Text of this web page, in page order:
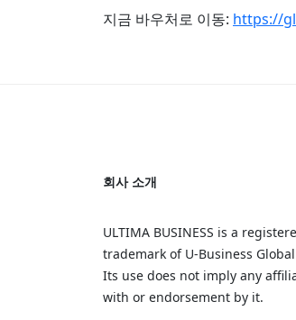
지금 바우처로 이동: https://
회사 소개
ULTIMA BUSINESS is a
trademark of U‑Business Global
Its use does not imply any
with or endorsement by it.